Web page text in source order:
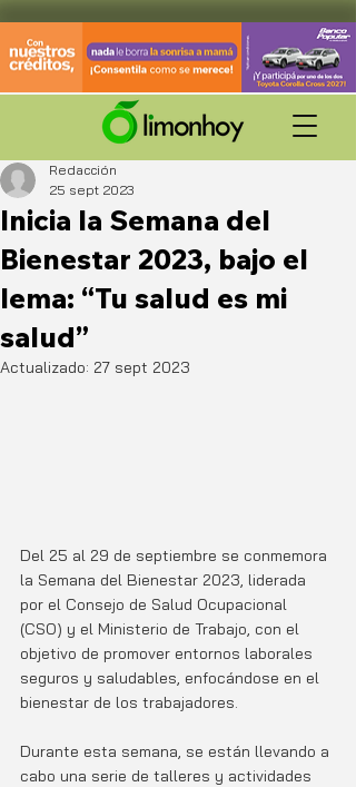
Inicia la Semana del
Bienestar 2023, bajo el
lema: “Tu salud es mi
salud”
Redacción
25 sept 2023
Actualizado: 27 sept 2023
Del 25 al 29 de septiembre se conmemora
la Semana del Bienestar 2023, liderada
por el Consejo de Salud Ocupacional
(CSO) y el Ministerio de Trabajo, con el
objetivo de promover entornos laborales
seguros y saludables, enfocándose en el
bienestar de los trabajadores.
Durante esta semana, se están llevando a
cabo una serie de talleres y actividades